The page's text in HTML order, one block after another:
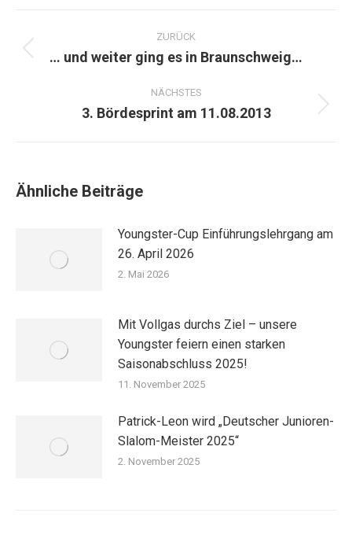
ZURÜCK
Vorheriger
… und weiter ging es in Braunschweig…
NÄCHSTES
Nächster
3. Bördesprint am 11.08.2013
Ähnliche Beiträge
Youngster-Cup Einführungslehrgang am
26. April 2026
2. Mai 2026
Mit Vollgas durchs Ziel – unsere
Youngster feiern einen starken
Saisonabschluss 2025!
11. November 2025
Patrick-Leon wird „Deutscher Junioren-
Slalom-Meister 2025“
2. November 2025